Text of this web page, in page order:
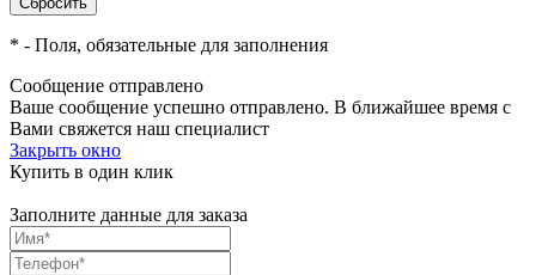
* - Поля, обязательные для заполнения
Сообщение отправлено
Ваше сообщение успешно отправлено. В ближайшее время с
Вами свяжется наш специалист
Закрыть окно
Купить в один клик
Заполните данные для заказа